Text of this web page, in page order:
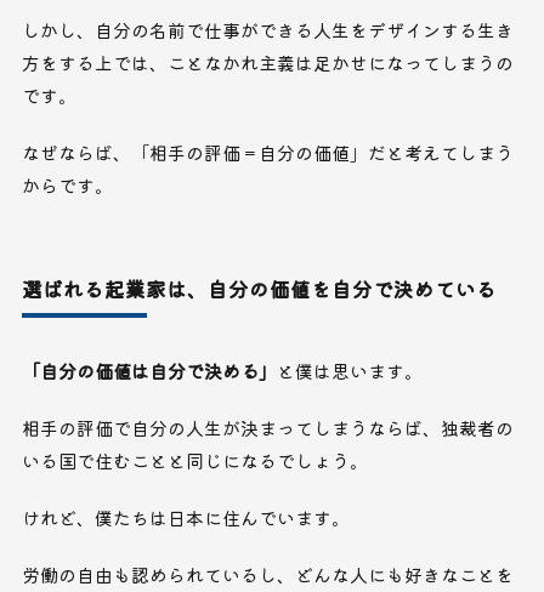
しかし、自分の名前で仕事ができる人生をデザインする生き
方をする上では、ことなかれ主義は足かせになってしまうの
です。
なぜならば、 「相手の評価＝自分の価値」 だと考えてしまう
からです。
選ばれる起業家は、自分の価値を自分で決めている
「自分の価値は自分で決める」 と僕は思います。
相手の評価で自分の人生が決まってしまうならば、独裁者の
いる国で住むことと同じになるでしょう。
けれど、僕たちは日本に住んでいます。
労働の自由も認められているし、どんな人にも好きなことを